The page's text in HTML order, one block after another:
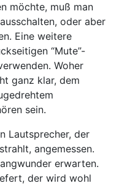
möchte, muß man
oder aber
Eine weitere
“Mute”-
Woher
ganz klar, dem
sein.
Lautsprecher, der
angemessen.
erwarten.
der wird wohl